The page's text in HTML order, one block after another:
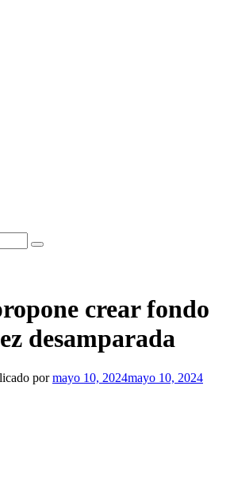
crear fondo
desamparada
pormayo 10, 2024mayo 10, 2024